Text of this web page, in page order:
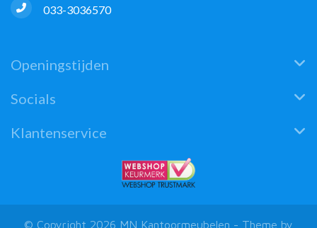
033-3036570
Openingstijden
Socials
Klantenservice
© Copyright 2026 MN Kantoormeubelen - Theme by